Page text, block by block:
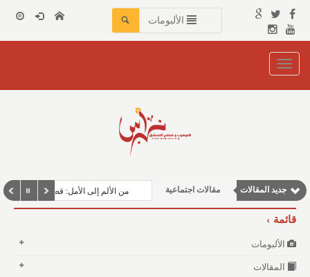
الألبومات
Toggle
navigation
جديد المقالات مقالات اجتماعية
مقالات علمية
من الألم إلى الأمل: قصة حصوات
قائمة
الألبومات
المقالات